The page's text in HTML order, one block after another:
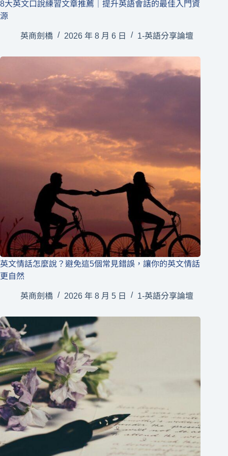
8大英文口說練習文章推薦｜提升英語會話的最佳入門資
源
英商劍橋 2026 年 8 月 6 日 1-英語分享論壇
英文情話怎麼說？避免這5個常見錯誤，讓你的英文情話
更自然
英商劍橋 2026 年 8 月 5 日 1-英語分享論壇